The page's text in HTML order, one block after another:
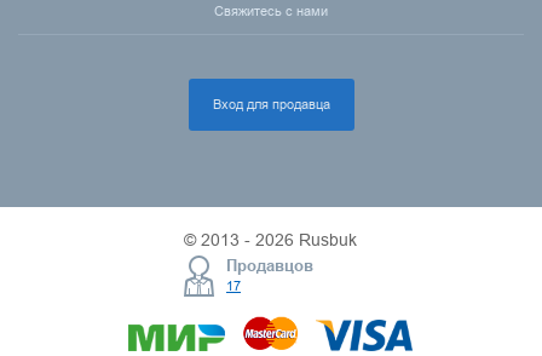
Свяжитесь с нами
Вход для продавца
© 2013 - 2026 Rusbuk
Продавцов
17